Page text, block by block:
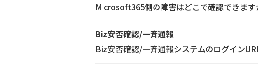
Microsoft365側の障害はどこで確認できます
Biz安否確認/一斉通報
Biz安否確認/一斉通報システムのログイン